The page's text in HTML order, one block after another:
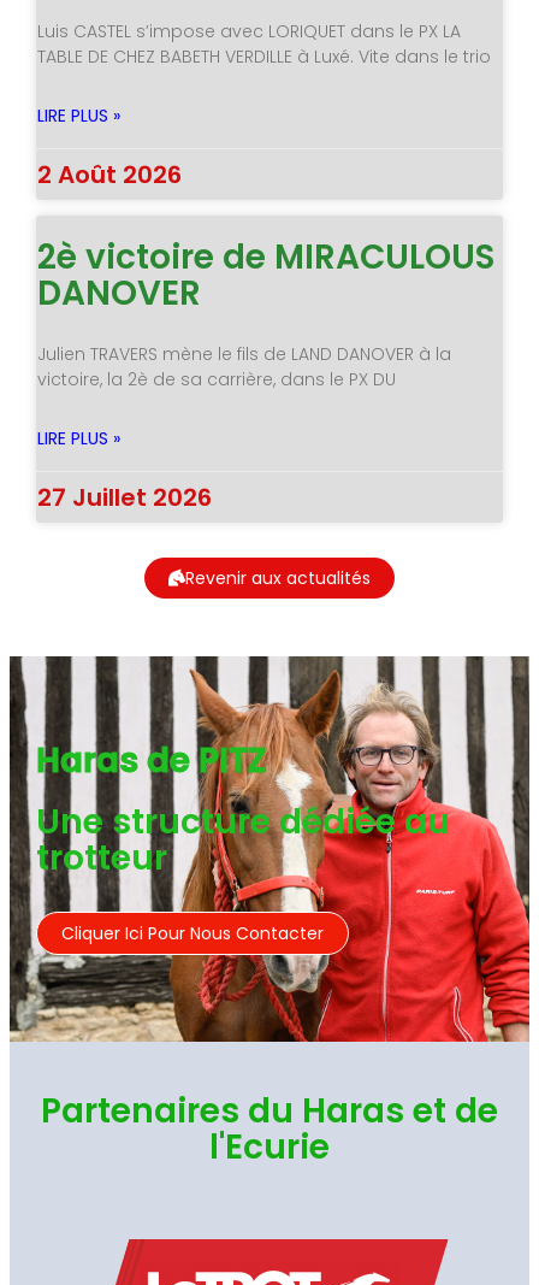
Luis CASTEL s’impose avec LORIQUET dans le PX LA
TABLE DE CHEZ BABETH VERDILLE à Luxé. Vite dans le trio
LIRE PLUS »
2 Août 2026
2è victoire de MIRACULOUS
DANOVER
Julien TRAVERS mène le fils de LAND DANOVER à la
victoire, la 2è de sa carrière, dans le PX DU
LIRE PLUS »
27 Juillet 2026
Revenir aux actualités
Haras de PITZ
Une structure dédiée au
trotteur
Cliquer Ici Pour Nous Contacter
Partenaires du Haras et de
l'Ecurie